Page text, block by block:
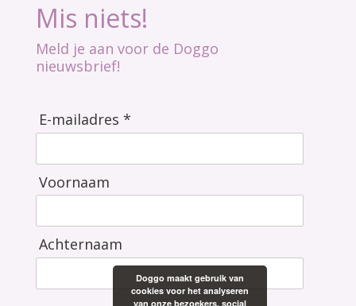
Mis niets!
Meld je aan voor de Doggo
nieuwsbrief!
E-mailadres *
Voornaam
Achternaam
Doggo maakt gebruik van
cookies voor het analyseren
van onze bezoekers, social